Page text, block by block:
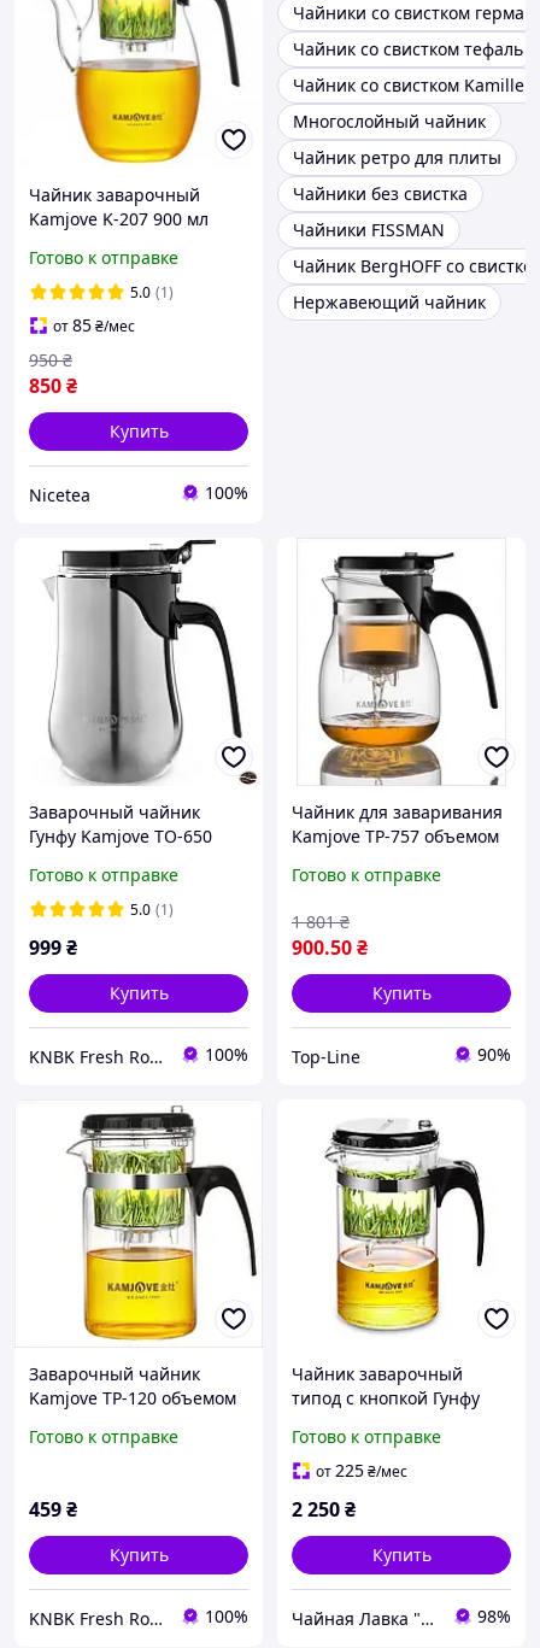
Чайник заварочный
Kamjove K-207 900 мл
Готово к отправке
5.0 (1)
от85₴/мес
850₴
950 ₴
Купить
Nicetea 100%
Чайники со свистком
Чайник со свистком тефаль
Чайник со свистком Kamille
Многослойный чайник
Чайник ретро для плиты
Чайники без свистка
Чайники FISSMAN
Чайник BergHOFF со
Нержавеющий чайник
Заварочный чайник
Гунфу Kamjove TO-650
идеального чая в
домашних условиях
Готово к отправке
5.0 (1)
999₴
Купить
KNBK Fresh Roasted Coffee & Accessories store 100%
Чайник для заваривания
Kamjove TP-757 объемом
дизайном и качеством
Готово к отправке
900.50₴
1 801 ₴
Купить
Top-Line 90%
Заварочный чайник
Kamjove TP-120 объемом
приготовления чая
Готово к отправке
459₴
Купить
KNBK Fresh Roasted Coffee & Accessories store 100%
Чайник заварочный
типод с кнопкой Гунфу
Готово к отправке
от225₴/мес
2 250₴
Купить
Чайная Лавка "Tea warrior" teawarrior.ua 98%